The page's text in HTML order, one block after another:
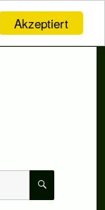
Akzeptiert